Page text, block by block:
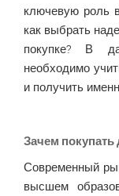
ключевую роль
как выбрать
покупке? В
необходимо
и получить
Зачем
Современный
высшем